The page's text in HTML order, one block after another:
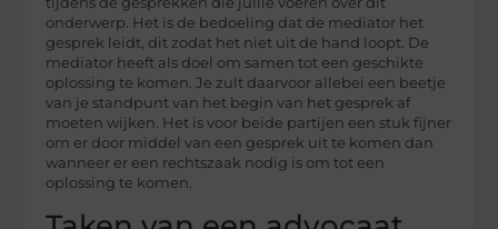
onderwerp. Het is de bedoeling dat de mediator het
gesprek leidt, dit zodat het niet uit de hand loopt. De
mediator heeft als doel om samen tot een geschikte
oplossing te komen. Je zult daarvoor allebei een beetje
van je standpunt van het begin van het gesprek af
moeten wijken. Het is voor beide partijen een stuk fijner
om er door middel van een gesprek uit te komen dan
wanneer er een rechtszaak nodig is om tot een
oplossing te komen.